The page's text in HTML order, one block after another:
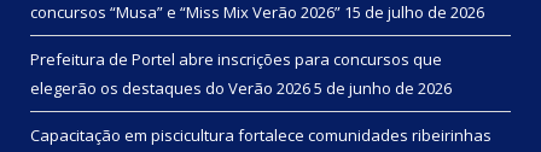
concursos “Musa” e “Miss Mix Verão 2026” 15 de julho de 2026
Prefeitura de Portel abre inscrições para concursos que
elegerão os destaques do Verão 20265 de junho de 2026
Capacitação em piscicultura fortalece comunidades ribeirinhas